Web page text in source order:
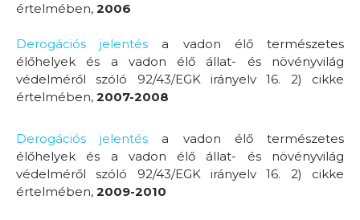
értelmében, 2006
Derogációs jelentés a vadon élő természetes
élőhelyek és a vadon élő állat- és növényvilág
védelméről szóló 92/43/EGK irányelv 16. 2) cikke
értelmében, 2007-2008
Derogációs jelentés a vadon élő természetes
élőhelyek és a vadon élő állat- és növényvilág
védelméről szóló 92/43/EGK irányelv 16. 2) cikke
értelmében, 2009-2010